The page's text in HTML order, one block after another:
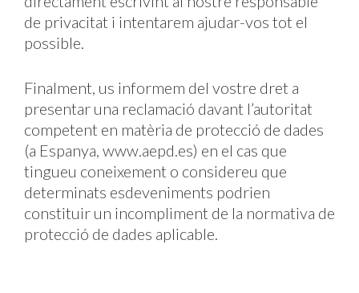
de privacitat i intentarem ajudar-vos tot el
possible.
Finalment, us informem del vostre dret a
presentar una reclamació davant l’autoritat
competent en matèria de protecció de dades
(a Espanya, www.aepd.es) en el cas que
tingueu coneixement o considereu que
determinats esdeveniments podrien
constituir un incompliment de la normativa de
protecció de dades aplicable.